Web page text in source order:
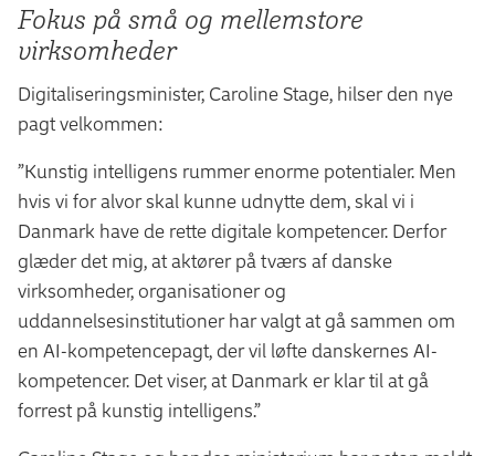
Fokus på små og mellemstore
virksomheder
Digitaliseringsminister, Caroline Stage, hilser den nye
pagt velkommen:
”Kunstig intelligens rummer enorme potentialer. Men
hvis vi for alvor skal kunne udnytte dem, skal vi i
Danmark have de rette digitale kompetencer. Derfor
glæder det mig, at aktører på tværs af danske
virksomheder, organisationer og
uddannelsesinstitutioner har valgt at gå sammen om
en AI-kompetencepagt, der vil løfte danskernes AI-
kompetencer. Det viser, at Danmark er klar til at gå
forrest på kunstig intelligens.”